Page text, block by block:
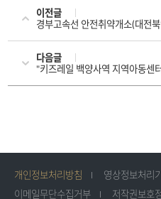
이전글
경부고속선 안전취약개소(대전
다음글
"키즈레일 백양사역 지역아동센
개인정보처리방침
영상정보처리
이메일무단수집거부
저작권보호